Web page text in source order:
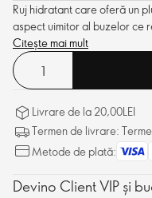
Ruj hidratant care oferă un
aspect uimitor al buzelor ce
Citește mai mult
Livrare de la 20,00LEI
Termen de livrare:
Metode de plată:
Devino Client VIP și